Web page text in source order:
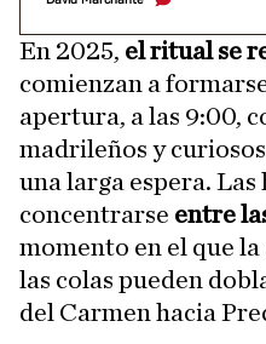
En 2025, el ritual se
comienzan a
apertura, a las 9:00,
madrileños y
una larga espera.
concentrarse entre
momento en el que
las colas pueden
del Carmen hacia